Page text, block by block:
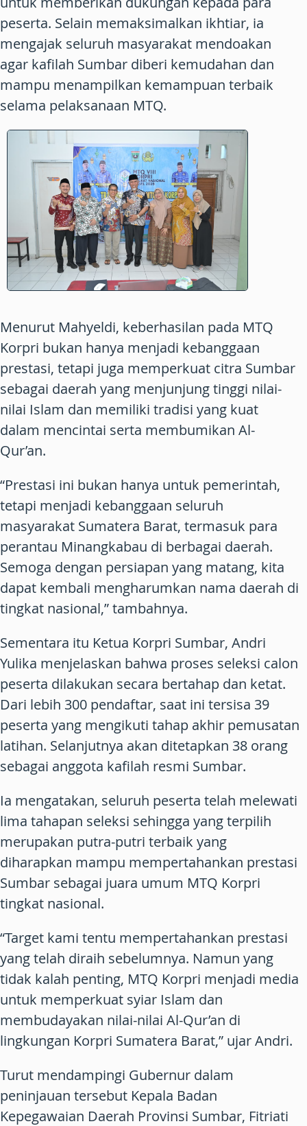
peserta. Selain memaksimalkan ikhtiar, ia
mengajak seluruh masyarakat mendoakan
agar kafilah Sumbar diberi kemudahan dan
mampu menampilkan kemampuan terbaik
selama pelaksanaan MTQ.
Menurut Mahyeldi, keberhasilan pada MTQ
Korpri bukan hanya menjadi kebanggaan
prestasi, tetapi juga memperkuat citra Sumbar
sebagai daerah yang menjunjung tinggi nilai-
nilai Islam dan memiliki tradisi yang kuat
dalam mencintai serta membumikan Al-
Qur’an.
“Prestasi ini bukan hanya untuk pemerintah,
tetapi menjadi kebanggaan seluruh
masyarakat Sumatera Barat, termasuk para
perantau Minangkabau di berbagai daerah.
Semoga dengan persiapan yang matang, kita
dapat kembali mengharumkan nama daerah di
tingkat nasional,” tambahnya.
Sementara itu Ketua Korpri Sumbar, Andri
Yulika menjelaskan bahwa proses seleksi calon
peserta dilakukan secara bertahap dan ketat.
Dari lebih 300 pendaftar, saat ini tersisa 39
peserta yang mengikuti tahap akhir pemusatan
latihan. Selanjutnya akan ditetapkan 38 orang
sebagai anggota kafilah resmi Sumbar.
Ia mengatakan, seluruh peserta telah melewati
lima tahapan seleksi sehingga yang terpilih
merupakan putra-putri terbaik yang
diharapkan mampu mempertahankan prestasi
Sumbar sebagai juara umum MTQ Korpri
tingkat nasional.
“Target kami tentu mempertahankan prestasi
yang telah diraih sebelumnya. Namun yang
tidak kalah penting, MTQ Korpri menjadi media
untuk memperkuat syiar Islam dan
membudayakan nilai-nilai Al-Qur’an di
lingkungan Korpri Sumatera Barat,” ujar Andri.
Turut mendampingi Gubernur dalam
peninjauan tersebut Kepala Badan
Kepegawaian Daerah Provinsi Sumbar, Fitriati